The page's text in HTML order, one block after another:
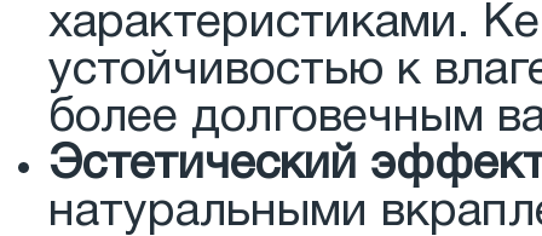
характеристиками.
устойчивостью к
более долговечным
Эстетический
натуральными